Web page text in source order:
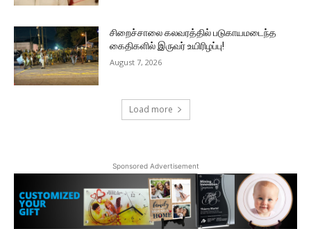
சிறைச்சாலை கலவரத்தில் படுகாயமடைந்த
கைதிகளில் இருவர் உயிரிழப்பு!
August 7, 2026
Load more